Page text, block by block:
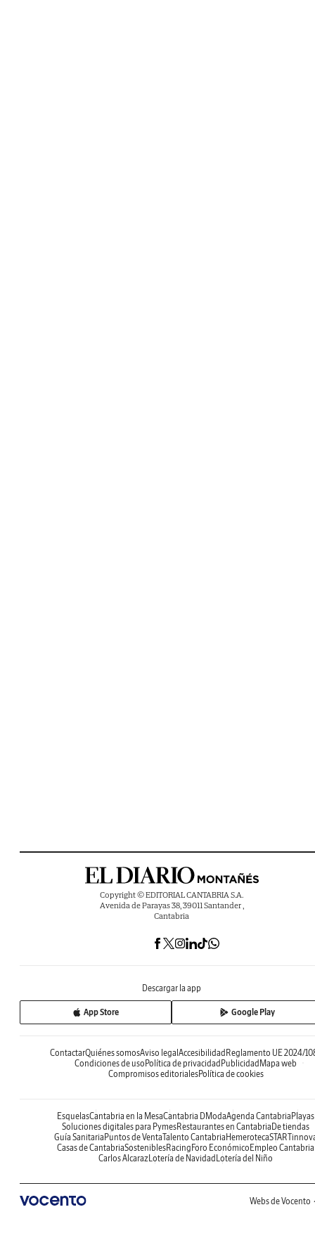
Copyright © EDITORIAL CANTABRIA S.A.
Avenida de Parayas 38, 39011 Santander ,
Cantabria
Descargar la app
App Store Google Play
ContactarQuiénes somosAviso legalAccesibilidadReglamento UE 2024/
Condiciones de usoPolítica de privacidadPublicidadMapa web
Compromisos editorialesPolítica de cookies
EsquelasCantabria en la MesaCantabria DModaAgenda CantabriaPlayas
Soluciones digitales para PymesRestaurantes en CantabriaDe tiendas
Guía SanitariaPuntos de VentaTalento CantabriaHemeroteca
Casas de CantabriaSosteniblesRacingForo EconómicoEmpleo Cantabria
Carlos AlcarazLotería de NavidadLotería del Niño
Webs de Vocento